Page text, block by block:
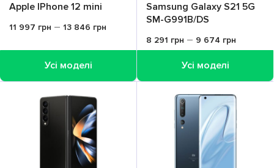
Apple IPhone 12 mini
11 997 грн – 13 846 грн
Усі моделі
Samsung Galaxy S21 5G
SM-G991B/DS
8 291 грн – 9 674 грн
Усі моделі